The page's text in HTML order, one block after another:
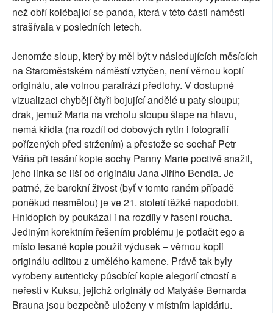
než obří kolébající se panda, která v této části náměstí
strašívala v posledních letech.
Jenomže sloup, který by měl být v následujících měsících
na Staroměstském náměstí vztyčen, není věrnou kopií
originálu, ale volnou parafrází předlohy. V dostupné
vizualizaci chybějí čtyři bojující andělé u paty sloupu;
drak, jemuž Maria na vrcholu sloupu šlape na hlavu,
nemá křídla (na rozdíl od dobových rytin i fotografií
pořízených před stržením) a přestože se sochař Petr
Váňa při tesání kopie sochy Panny Marie poctivě snažil,
jeho linka se liší od originálu Jana Jiřího Bendla. Je
patrné, že barokní živost (byť v tomto raném případě
poněkud nesmělou) je ve 21. století těžké napodobit.
Hnidopich by poukázal i na rozdíly v řasení roucha.
Jediným korektním řešením problému je potlačit ego a
místo tesané kopie použít výdusek – věrnou kopii
originálu odlitou z umělého kamene. Právě tak byly
vyrobeny autenticky působící kopie alegorií ctností a
neřestí v Kuksu, jejichž originály od Matyáše Bernarda
Brauna jsou bezpečně uloženy v místním lapidáriu.